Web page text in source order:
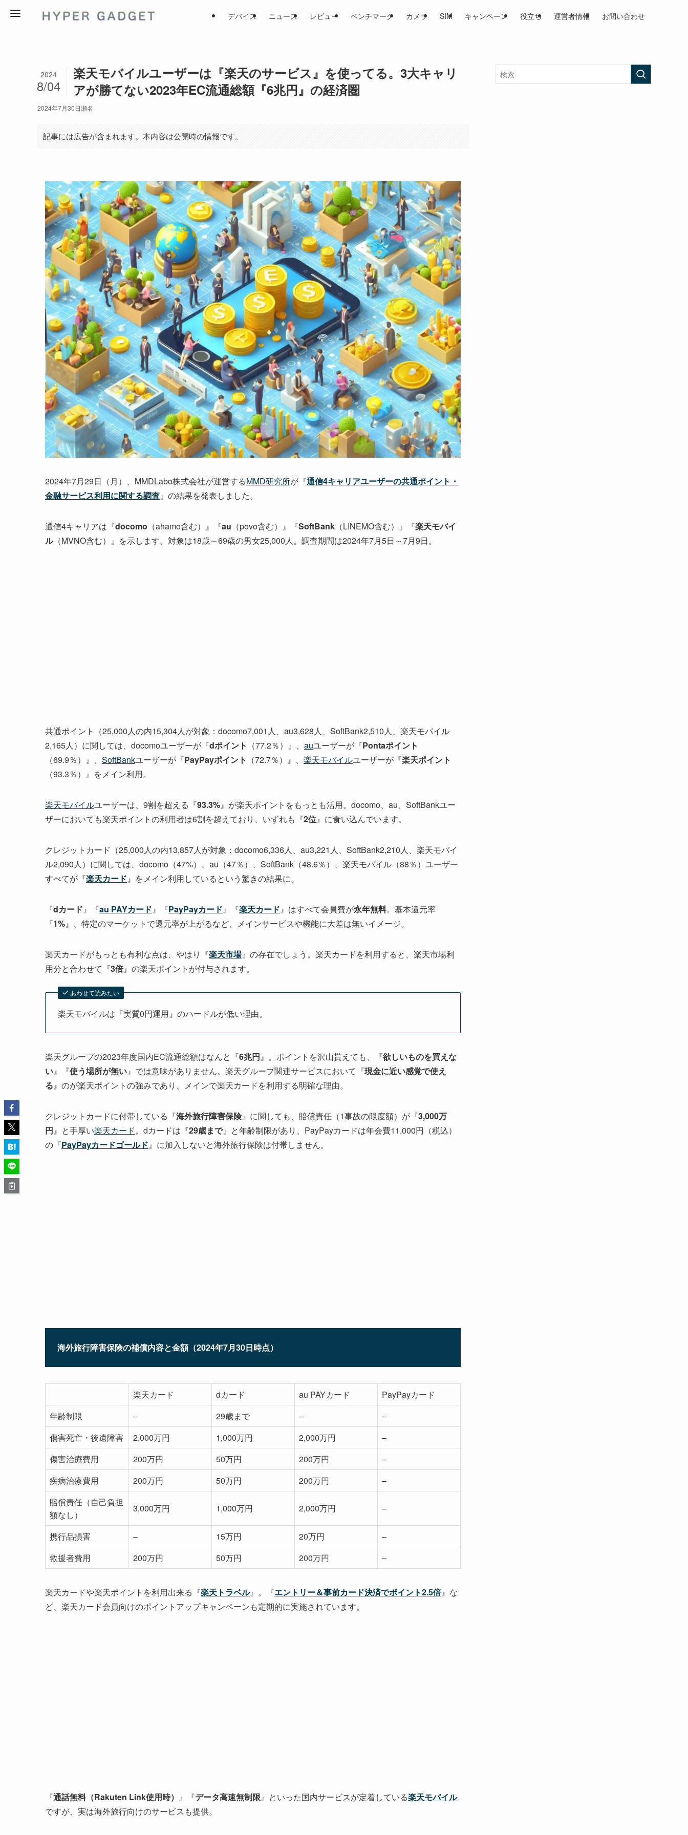
デバイス ニュース レビュー ベンチマーク カメラ SIM キャンペーン 役立ち 運営者情報 お問い合わせ
楽天モバイルユーザーは『楽天のサービス』を使ってる。3大キャリ
アが勝てない2023年EC流通総額『6兆円』の経済圏
2024
8/04
2024年7月30日瀬名
記事には広告が含まれます。本内容は公開時の情報です。
2024年7月29日（月）、MMDLabo株式会社が運営するMMD研究所が『通信4キャリアユーザーの共通ポイント・
金融サービス利用に関する調査』の結果を発表しました。
通信4キャリアは『docomo （ahamo含む）』『au （povo含む）』『SoftBank （LINEMO含む）』『楽天モバイ
ル（MVNO含む）』を示します。対象は18歳～69歳の男女25,000人。調査期間は2024年7月5日～7月9日。
共通ポイント（25,000人の内15,304人が対象：docomo7,001人、au3,628人、SoftBank2,510人、楽天モバイル
2,165人）に関しては、docomoユーザーが『dポイント （77.2％）』、 auユーザーが『Pontaポイント
（69.9％）』、 SoftBankユーザーが『PayPayポイント （72.7％）』、 楽天モバイルユーザーが『楽天ポイント
（93.3％）』をメイン利用。
楽天モバイルユーザーは、9割を超える『93.3%』が楽天ポイントをもっとも活用。docomo、au、SoftBankユー
ザーにおいても楽天ポイントの利用者は6割を超えており、いずれも『2位』に食い込んでいます。
クレジットカード（25,000人の内13,857人が対象：docomo6,336人、au3,221人、SoftBank2,210人、楽天モバイ
ル2,090人）に関しては、docomo（47%）、au（47％）、SoftBank（48.6％）、楽天モバイル（88％）ユーザー
すべてが『楽天カード』をメイン利用しているという驚きの結果に。
『dカード』『au PAYカード』『PayPayカード』『楽天カード』はすべて会員費が永年無料。基本還元率
『1%』、特定のマーケットで還元率が上がるなど、メインサービスや機能に大差は無いイメージ。
楽天カードがもっとも有利な点は、やはり『楽天市場』の存在でしょう。楽天カードを利用すると、楽天市場利
用分と合わせて『3倍』の楽天ポイントが付与されます。
あわせて読みたい
楽天モバイルは『実質0円運用』のハードルが低い理由。
楽天グループの2023年度国内EC流通総額はなんと『6兆円』。ポイントを沢山貰えても、『欲しいものを買えな
い』『使う場所が無い』では意味がありません。楽天グループ関連サービスにおいて『現金に近い感覚で使え
る』のが楽天ポイントの強みであり、メインで楽天カードを利用する明確な理由。
クレジットカードに付帯している『海外旅行障害保険』に関しても、賠償責任（1事故の限度額）が『3,000万
円』と手厚い楽天カード。dカードは『29歳まで』と年齢制限があり、PayPayカードは年会費11,000円（税込）
の『PayPayカードゴールド』に加入しないと海外旅行保険は付帯しません。
海外旅行障害保険の補償内容と金額（2024年7月30日時点）
楽天カード dカード au PAYカード
PayPayカード
年齢制限
– 29歳まで –
–
傷害死亡・後遺障害
2,000万円 1,000万円 2,000万円
–
傷害治療費用
200万円 50万円 200万円
–
疾病治療費用
200万円 50万円 200万円
–
賠償責任（自己負担
額なし）
3,000万円 1,000万円 2,000万円 –
携行品損害 – 15万円 20万円
–
救援者費用
200万円 50万円 200万円 –
楽天カードや楽天ポイントを利用出来る『楽天トラベル』。『エントリー＆事前カード決済でポイント2.5倍』な
ど、楽天カード会員向けのポイントアップキャンペーンも定期的に実施されています。
『通話無料（Rakuten Link使用時） 』『データ高速無制限』といった国内サービスが定着している楽天モバイル
ですが、実は海外旅行向けのサービスも提供。